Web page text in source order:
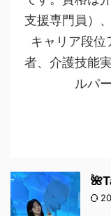
支援専門員）
キャリア段位
者、介護技能
ルパ